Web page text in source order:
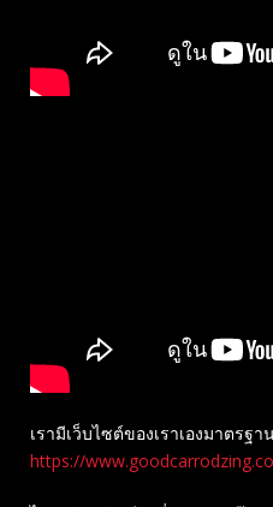
เรามีเว็บไซต์ของเราเองมาตรฐา
https://